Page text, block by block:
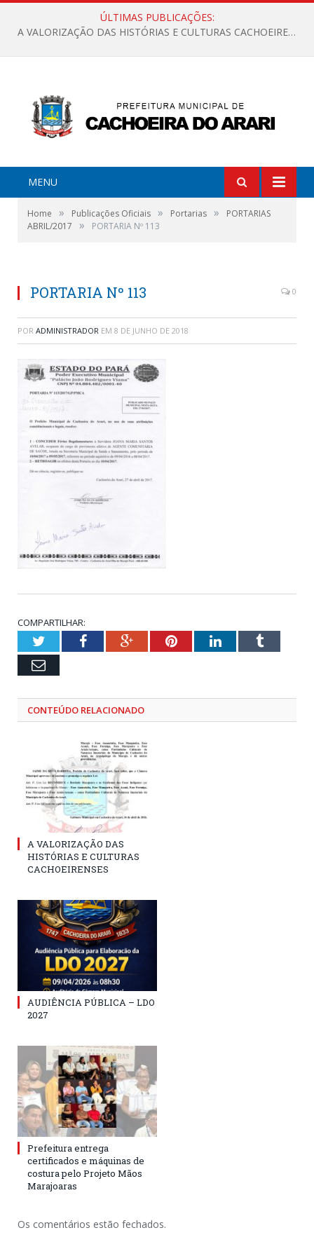
ÚLTIMAS PUBLICAÇÕES:
A VALORIZAÇÃO DAS HISTÓRIAS E CULTURAS CACHOEIRENSES
MENU
Home » Publicações Oficiais » Portarias »
PORTARIAS
ABRIL/2017
» PORTARIA Nº 113
PORTARIA Nº 113 0
POR ADMINISTRADOR EM 8 DE JUNHO DE 2018
COMPARTILHAR:
TwitterFacebookGoogle+PinterestLinkedInTumblr
Email
CONTEÚDO RELACIONADO
A VALORIZAÇÃO DAS
HISTÓRIAS E CULTURAS
CACHOEIRENSES
AUDIÊNCIA PÚBLICA – LDO
2027
Prefeitura entrega
certificados e máquinas de
costura pelo Projeto Mãos
Marajoaras
Os comentários estão fechados.